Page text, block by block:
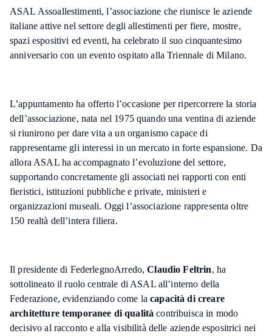
ASAL Assoallestimenti, l’associazione che riunisce le aziende
italiane attive nel settore degli allestimenti per fiere, mostre,
spazi espositivi ed eventi, ha celebrato il suo cinquantesimo
anniversario con un evento ospitato alla Triennale di Milano.
L’appuntamento ha offerto l’occasione per ripercorrere la storia
dell’associazione, nata nel 1975 quando una ventina di aziende
si riunirono per dare vita a un organismo capace di
rappresentarne gli interessi in un mercato in forte espansione. Da
allora ASAL ha accompagnato l’evoluzione del settore,
supportando concretamente gli associati nei rapporti con enti
fieristici, istituzioni pubbliche e private, ministeri e
organizzazioni museali. Oggi l’associazione rappresenta oltre
150 realtà dell’intera filiera.
Il presidente di FederlegnoArredo,Claudio Feltrin, ha
sottolineato il ruolo centrale di ASAL all’interno della
Federazione, evidenziando come lacapacità di creare
architetture temporanee di qualitàcontribuisca in modo
decisivo al racconto e alla visibilità delle aziende espositrici nei